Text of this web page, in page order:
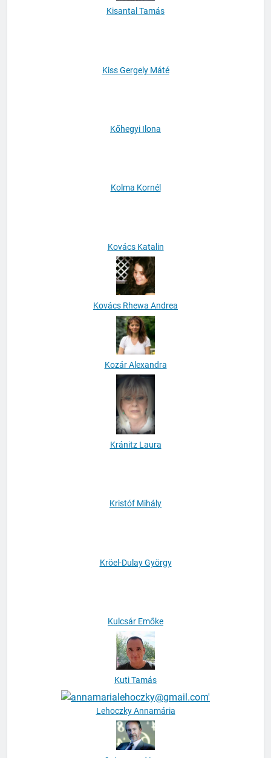
Kovács Katalin
Kovács Rhewa Andrea
Kozár Alexandra
Kulcsár Emőke
Kuti Tamás
Lehoczky Annamária